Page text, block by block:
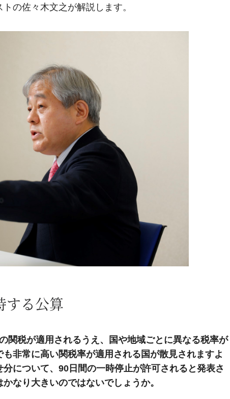
の佐々木文之が解説します。
する公算
関税が適用されるうえ、国や地域ごとに異なる税率が
非常に高い関税率が適用される国が散見されますよ
について、90日間の一時停止が許可されると発表さ
なり大きいのではないでしょうか。